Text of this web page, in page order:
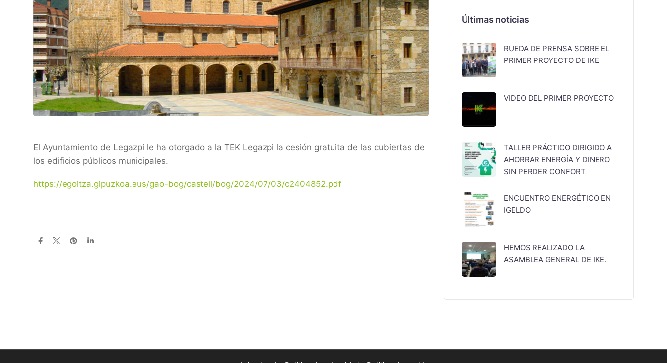
El Ayuntamiento de Legazpi le ha otorgado a la TEK Legazpi la cesión gratuita de las cubiertas de
los edificios públicos municipales.
https://egoitza.gipuzkoa.eus/gao-bog/castell/bog/2024/07/03/c2404852.pdf
Últimas noticias
RUEDA DE PRENSA SOBRE EL
PRIMER PROYECTO DE IKE
VIDEO DEL PRIMER PROYECTO
TALLER PRÁCTICO DIRIGIDO A
AHORRAR ENERGÍA Y DINERO
SIN PERDER CONFORT
ENCUENTRO ENERGÉTICO EN
IGELDO
HEMOS REALIZADO LA
ASAMBLEA GENERAL DE IKE.